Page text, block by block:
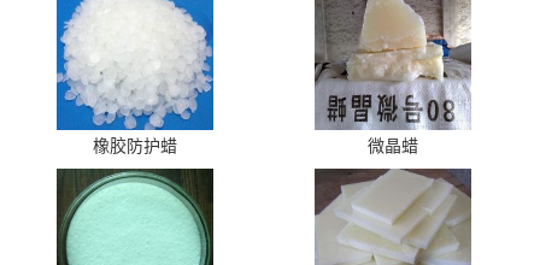
橡胶防护蜡 微晶蜡